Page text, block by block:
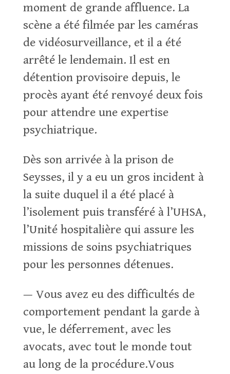
moment de grande affluence. La
scène a été filmée par les caméras
de vidéosurveillance, et il a été
arrêté le lendemain. Il est en
détention provisoire depuis, le
procès ayant été renvoyé deux fois
pour attendre une expertise
psychiatrique.
Dès son arrivée à la prison de
Seysses, il y a eu un gros incident à
la suite duquel il a été placé à
l’isolement puis transféré à l’UHSA,
l’Unité hospitalière qui assure les
missions de soins psychiatriques
pour les personnes détenues.
— Vous avez eu des difficultés de
comportement pendant la garde à
vue, le déferrement, avec les
avocats, avec tout le monde tout
au long de la procédure.Vous